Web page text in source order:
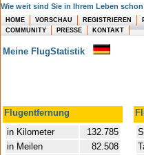
Wie weit sind Sie in Ihrem Leben
HOME VORSCHAU REGISTRIEREN
COMMUNITY
PRESSE KONTAKT
Meine FlugStatistik
Flugentfernung
in Kilometer
132.785
in Meilen
82.508